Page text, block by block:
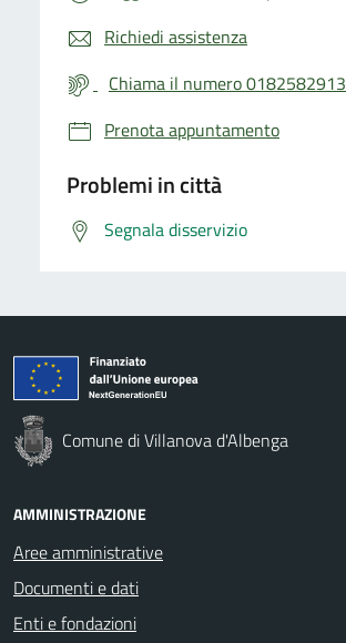
Richiedi assistenza
Chiama il numero 0182582913
Prenota appuntamento
Problemi in città
Segnala disservizio
Comune di Villanova d'Albenga
AMMINISTRAZIONE
Aree amministrative
Documenti e dati
Enti e fondazioni